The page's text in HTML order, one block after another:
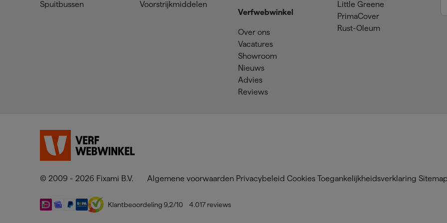
Spuitbussen
Voorstrijkmiddelen
Verfwebwinkel
Over ons
Vacatures
Showroom
Nieuws
Advies
Reviews
Little Greene
PrimaCover
Rust-Oleum
© 2009 - 2026 Fixami B.V. Algemene voorwaarden Privacybeleid Cookies Toegankelijkheidsverklaring
Klantbeoordeling9,2/10 4.017 reviews